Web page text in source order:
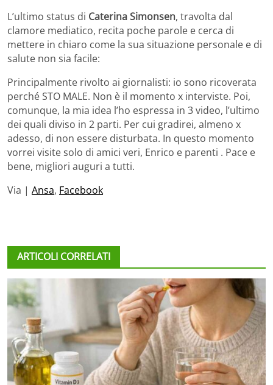
L’ultimo status di Caterina Simonsen, travolta dal
clamore mediatico, recita poche parole e cerca di
mettere in chiaro come la sua situazione personale e di
salute non sia facile:
Principalmente rivolto ai giornalisti: io sono ricoverata
perché STO MALE. Non è il momento x interviste. Poi,
comunque, la mia idea l’ho espressa in 3 video, l’ultimo
dei quali diviso in 2 parti. Per cui gradirei, almeno x
adesso, di non essere disturbata. In questo momento
vorrei visite solo di amici veri, Enrico e parenti . Pace e
bene, migliori auguri a tutti.
Via | Ansa, Facebook
ARTICOLI CORRELATI